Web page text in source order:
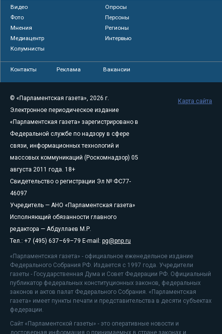
Видео
Опросы
Фото
Персоны
Мнения
Регионы
Медиацентр
Интервью
Колумнисты
Контакты Реклама Вакансии
© «Парламентская газета», 2026 г.
Электронное периодическое издание
«Парламентская газета» зарегистрировано в
Федеральной службе по надзору в сфере
связи, информационных технологий и
массовых коммуникаций (Роскомнадзор) 05
августа 2011 года. 18+
Свидетельство о регистрации Эл № ФС77-
46097
Учредитель — АНО «Парламентская газета»
Исполняющий обязанности главного
редактора — Абдуллаев М.Р.
Тел.: +7 (495) 637–69–79 E-mail: pg@pnp.ru
«Парламентская газета» - официальное еженедельное издание
Федерального Собрания РФ. Издается с 1997 года. Учредители
газеты - Государственная Дума и Совет Федерации РФ. Официальный
публикатор федеральных конституционных законов, федеральных
законов и актов палат Федерального Собрания. «Парламентская
газета» имеет пункты печати и представительства в десяти субъектах
федерации.
Сайт «Парламентской газеты» - это оперативные новости и
достоверная информация о принимаемых в стране законах и
Карта сайта